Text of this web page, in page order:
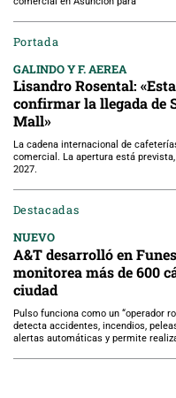
Portada
GALINDO Y F. AEREA
Lisandro Rosental:
confirmar la llegada de
Mall»
La cadena internacional de
comercial. La apertura está
2027.
Destacadas
NUEVO
A&T desarrolló en
monitorea más de 600
ciudad
Pulso funciona como un “operador
detecta accidentes, incendios,
alertas automáticas y permite